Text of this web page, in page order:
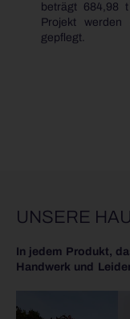
beträgt 684,98
Projekt
gepflegt.
UNSERE
In jedem Produkt,
Handwerk und